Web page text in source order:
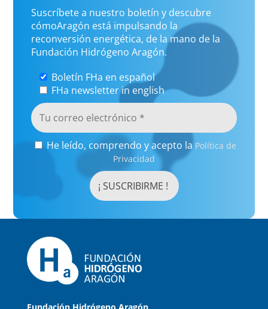
Suscríbete a nuestro boletín y descubre
cómoAragón está impulsando la
reconversión energética, de la mano de la
Fundación Hidrógeno Aragón.
Boletín FHa en español
FHa newsletter in english
He leído, comprendo y acepto la Política de
Privacidad